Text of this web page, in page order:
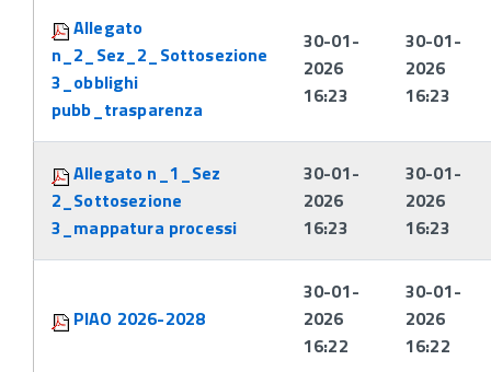
Attachments:
Allegato
n_2_Sez_2_Sottosezione
3_obblighi
pubb_trasparenza
30-01-
2026
16:23
30-01-
2026
16:23
Allegato n_1_Sez
2_Sottosezione
3_mappatura processi
30-01-
2026
16:23
30-01-
2026
16:23
PIAO 2026-2028
30-01-
2026
16:22
30-01-
2026
16:22